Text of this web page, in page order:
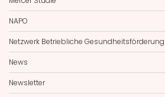
NAPO
Netzwerk Betriebliche Gesundheitsförderung
News
Newsletter